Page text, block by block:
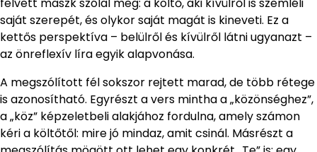
saját szerepét, és olykor saját magát is kineveti. Ez a
kettős perspektíva – belülről és kívülről látni ugyanazt –
az önreflexív líra egyik alapvonása.
A megszólított fél sokszor rejtett marad, de több rétege
is azonosítható. Egyrészt a vers mintha a „közönséghez”,
a „köz” képzeletbeli alakjához fordulna, amely számon
kéri a költőtől: mire jó mindaz, amit csinál. Másrészt a